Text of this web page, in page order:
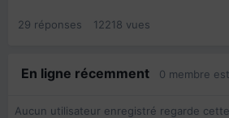
29 réponses 12218 vues
En ligne récemment 0 membre
Aucun utilisateur enregistré regarde cette